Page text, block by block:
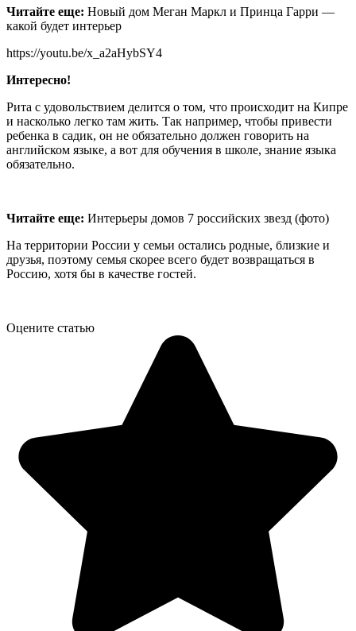
Читайте еще: Новый дом Меган Маркл и Принца Гарри —
какой будет интерьер
https://youtu.be/x_a2aHybSY4
Интересно!
Рита с удовольствием делится о том, что происходит на Кипре
и насколько легко там жить. Так например, чтобы привести
ребенка в садик, он не обязательно должен говорить на
английском языке, а вот для обучения в школе, знание языка
обязательно.
Читайте еще: Интерьеры домов 7 российских звезд (фото)
На территории России у семьи остались родные, близкие и
друзья, поэтому семья скорее всего будет возвращаться в
Россию, хотя бы в качестве гостей.
Оцените статью